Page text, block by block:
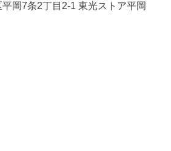
岡7条2丁目2-1 東光ストア平岡